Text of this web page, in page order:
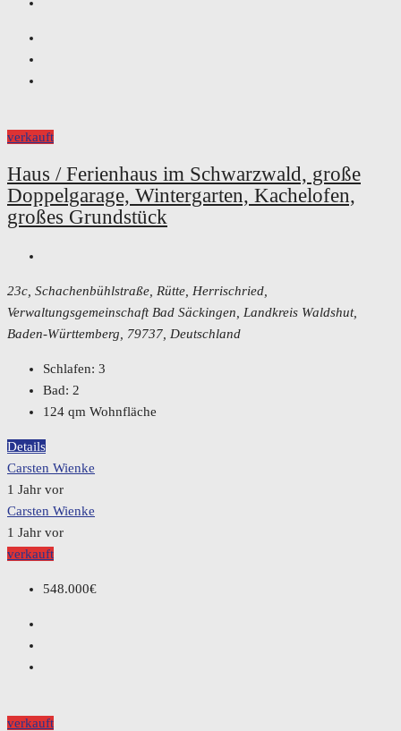
verkauft
Haus / Ferienhaus im Schwarzwald, große
Doppelgarage, Wintergarten, Kachelofen,
großes Grundstück
23c, Schachenbühlstraße, Rütte, Herrischried,
Verwaltungsgemeinschaft Bad Säckingen, Landkreis Waldshut,
Baden-Württemberg, 79737, Deutschland
Schlafen: 3
Bad: 2
124 qm Wohnfläche
Details
Carsten Wienke
1 Jahr vor
Carsten Wienke
1 Jahr vor
verkauft
548.000€
verkauft